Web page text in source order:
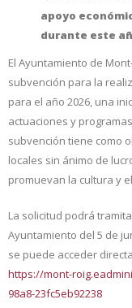
apoyo
durante este
El Ayuntamiento de
subvención para la
para el año 2026, una
actuaciones y
subvención tiene como
locales sin ánimo de
promuevan la cultura y
La solicitud podrá
Ayuntamiento del 5 de
se puede acceder
https://mont-
98a8-23fc5eb92238